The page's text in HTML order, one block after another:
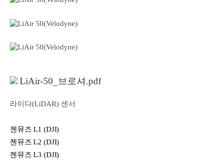
라이다(LiDAR) 센서
젠뮤즈 L1 (DJI)
젠뮤즈 L2 (DJI)
젠뮤즈 L3 (DJI)
LiAir-50_브로셔.pdf